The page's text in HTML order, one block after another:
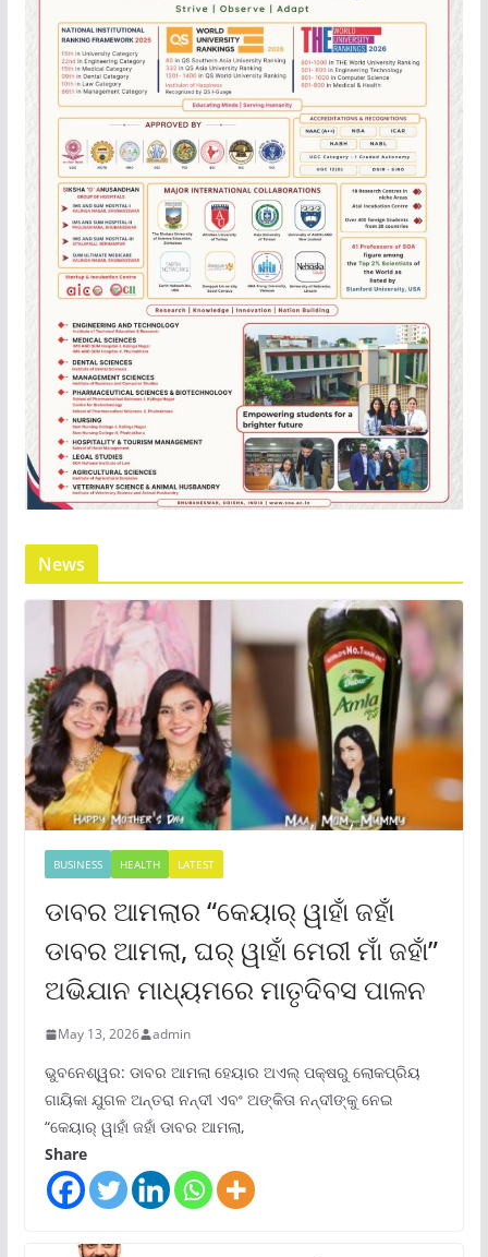
News
BUSINESS HEALTH LATEST
ଡାବର ଆମଲାର “କେୟାର୍ ୱାହାଁ ଜହାଁ
ଡାବର ଆମଲା, ଘର୍ ୱାହାଁ ମେରୀ ମାଁ ଜହାଁ”
ଅଭିଯାନ ମାଧ୍ୟମରେ ମାତୃଦିବସ ପାଳନ
May 13, 2026 admin
ଭୁବନେଶ୍ୱର: ଡାବର ଆମଲା ହେୟାର ଅଏଲ୍ ପକ୍ଷରୁ ଲୋକପ୍ରିୟ
ଗାୟିକା ଯୁଗଳ ଅନ୍ତରା ନନ୍ଦୀ ଏବଂ ଅଙ୍କିତା ନନ୍ଦୀଙ୍କୁ ନେଇ
“କେୟାର୍ ୱାହାଁ ଜହାଁ ଡାବର ଆମଲା,
Share